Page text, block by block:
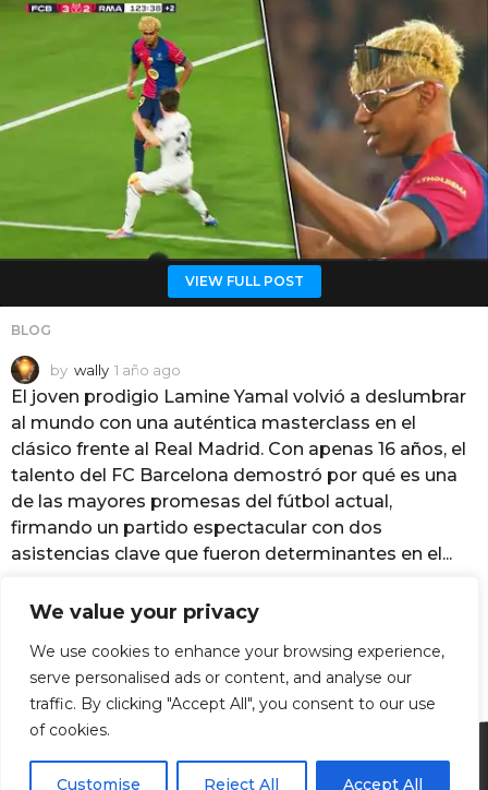
We value your privacy
We use cookies to enhance your browsing experience,
serve personalised ads or content, and analyse our
traffic. By clicking "Accept All", you consent to our use
of cookies.
Customise Reject All Accept All
VIEW FULL POST
BLOG
by wally 1 año ago
a
o
a
g
o
El joven prodigio Lamine Yamal volvió a deslumbrar
al mundo con una auténtica masterclass en el
clásico frente al Real Madrid. Con apenas 16 años, el
talento del FC Barcelona demostró por qué es una
de las mayores promesas del fútbol actual,
firmando un partido espectacular con dos
asistencias clave que fueron determinantes en el...